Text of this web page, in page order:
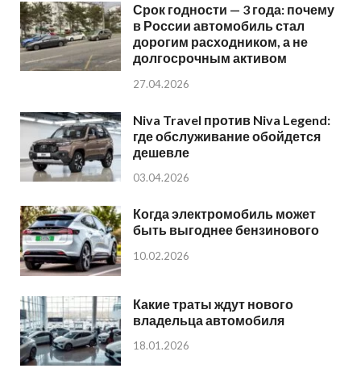
Срок годности — 3 года: почему
в России автомобиль стал
дорогим расходником, а не
долгосрочным активом
27.04.2026
Niva Travel против Niva Legend:
где обслуживание обойдется
дешевле
03.04.2026
Когда электромобиль может
быть выгоднее бензинового
10.02.2026
Какие траты ждут нового
владельца автомобиля
18.01.2026